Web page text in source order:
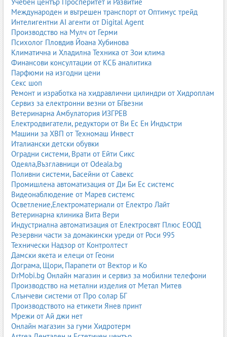
Всички цветове по RAL каталог
Мат, сатен, гланц
Металик, перла, структурни покрития
Антик ефекти и специални покрития
6. Индустриално прахово боядисване
Серийно боядисване
Големи детайли и конструкции
Боядисване за производствени предприятия
Боядисване за строителни и индустриални обекти
7. Предимства на праховото боядисване
Изключителна устойчивост на корозия
Дълготрайно покритие
Равномерност и гладкост
Екологична технология без разтворители
Богат избор от цветове и ефекти
8. Прахово боядисване по градове в България
Прахово боядисване София
Прахово боядисване Пловдив
Прахово боядисване Варна
Прахово боядисване Бургас
Прахово боядисване Стара Загора
Прахово боядисване Плевен
Прахово боядисване Велико Търново
Прахово боядисване Пазарджик
Прахово боядисване Благоевград
Прахово боядисване Видин
Прахово боядисване Кърджали
Прахово боядисване Разград
Прахово боядисване Смолян
Прахово боядисване Търговище
Прахово боядисване Враца
Учебен център Просперитет и Развитие
Международен и вътрешен транспорт от Оптимус трейд
Интелигентни AI агенти от Digital Agent
Производство на Мулч от Герми
Психолог Пловдив Йоана Хубинова
Климатична и Хладилна Техника от Зои клима
Финансови консултации от КСБ аналитика
Парфюми на изгодни цени
Секс шоп
Ремонт и изработка на хидравлични цилиндри от Хидроплам
Сервиз за електронни везни от БГвезни
Ветеринарна Амбулатория ИЗГРЕВ
Електродвигатели, редуктори от Ви Ес Ен Индъстри
Машини за ХВП от Техномаш Инвест
Италиански детски обувки
Оградни системи, Врати от Ейти Сикс
Одеяла,Възглавници от Odeala.bg
Поливни системи, Басейни от Савекс
Промишлена автоматизация от Ди Би Ес системс
Видеонаблюдение от Марев системс
Осветление,Електроматериали от Електро Лайт
Ветеринарна клиника Вита Вери
Индустриална автоматизация от Електросвят Плюс ЕООД
Резервни части за домакински уреди от Роси 995
Технически Надзор от Контролтест
Дамски якета и елеци от Геони
Дограма, Щори, Парапети от Вектор и Ко
DrMobi.bg Онлайн магазин и сервиз за мобилни телефони
Производство на метални изделия от Метал Митев
Слънчеви системи от Про солар БГ
Производството на етикети Янев принт
Мрежи от Ай джи нет
Онлайн магазин за гуми Хидротерм